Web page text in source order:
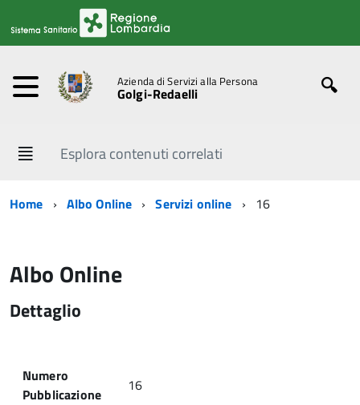
Azienda di Servizi alla Persona
Golgi-Redaelli
Esplora contenuti correlati
Home Albo Online Servizi online 16
Albo Online
Dettaglio
Numero
Pubblicazione
16